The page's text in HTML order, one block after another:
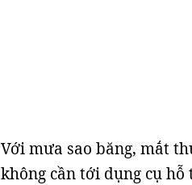
Với mưa sao băng, mắt
không cần tới dụng cụ